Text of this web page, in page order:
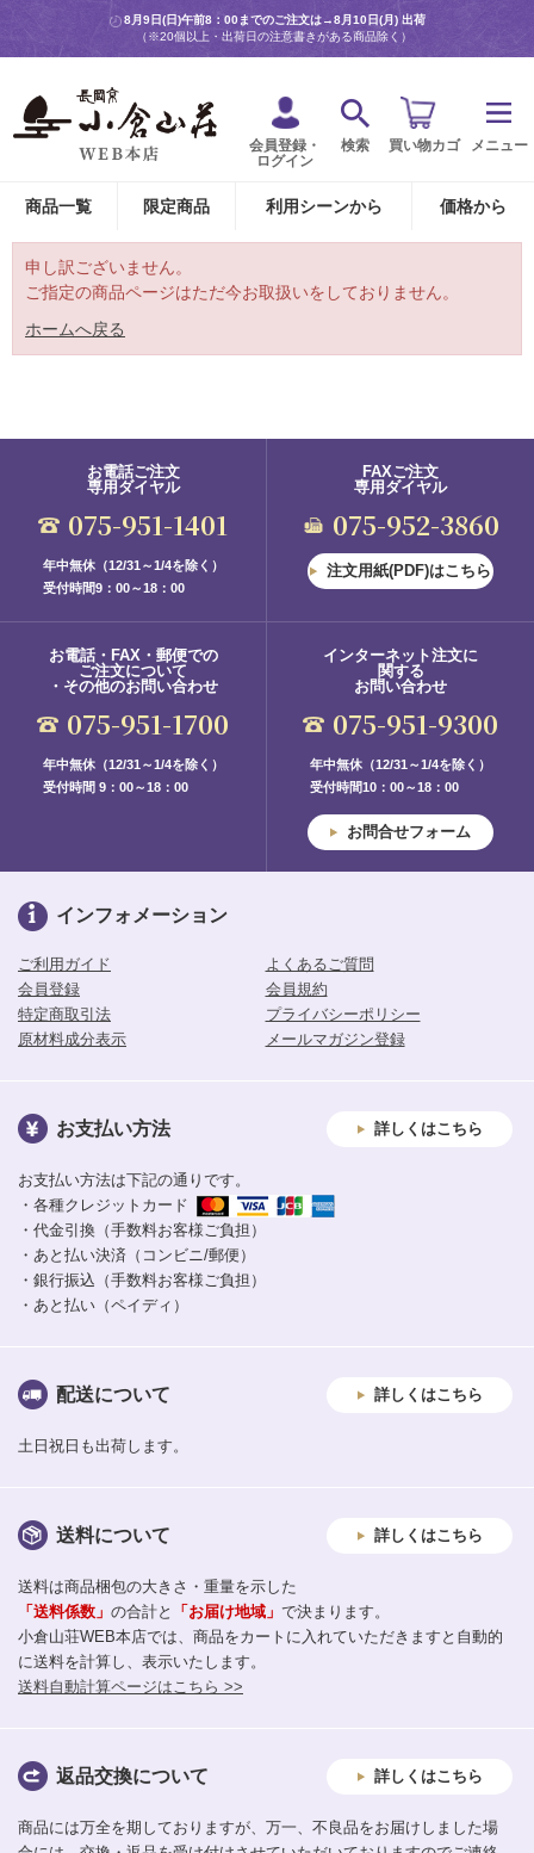
8月9日(日)午前8：00までのご注文は→8月10日(月) 出荷
（※20個以上・出荷日の注意書きがある商品除く）
会員登録・
ログイン
検索 買い物カゴ メニュー
商品一覧 限定商品 利用シーンから 価格から
申し訳ございません。
ご指定の商品ページはただ今お取扱いをしておりません。
ホームへ戻る
お電話ご注文
専用ダイヤル
075-951-1401
年中無休（12/31～1/4を除く）
受付時間9：00～18：00
FAXご注文
専用ダイヤル
075-952-3860
注文用紙(PDF)はこちら
お電話・FAX・郵便での
ご注文について
・その他のお問い合わせ
075-951-1700
年中無休（12/31～1/4を除く）
受付時間 9：00～18：00
インターネット注文に
関する
お問い合わせ
075-951-9300
年中無休（12/31～1/4を除く）
受付時間10：00～18：00
お問合せフォーム
インフォメーション
ご利用ガイド
よくあるご質問
会員登録
会員規約
特定商取引法
プライバシーポリシー
原材料成分表示
メールマガジン登録
お支払い方法 詳しくはこちら
お支払い方法は下記の通りです。
・各種クレジットカード
・代金引換（手数料お客様ご負担）
・あと払い決済（コンビニ/郵便）
・銀行振込（手数料お客様ご負担）
・あと払い（ペイディ）
配送について 詳しくはこちら
土日祝日も出荷します。
送料について 詳しくはこちら
送料は商品梱包の大きさ・重量を示した
「送料係数」 の合計と 「お届け地域」 で決まります。
小倉山荘WEB本店では、商品をカートに入れていただきますと自動的
に送料を計算し、表示いたします。
送料自動計算ページはこちら >>
返品交換について 詳しくはこちら
商品には万全を期しておりますが、万一、不良品をお届けしました場